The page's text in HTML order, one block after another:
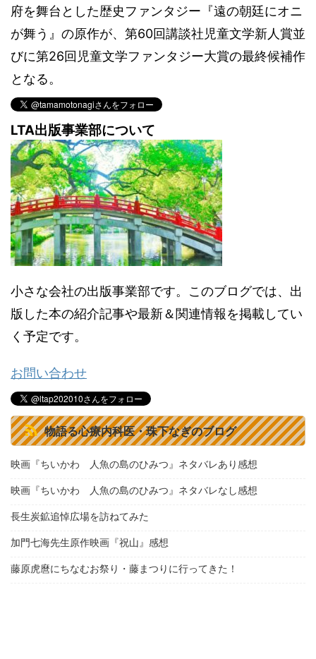
府を舞台とした歴史ファンタジー『遠の朝廷にオニ
が舞う』の原作が、第60回講談社児童文学新人賞並
びに第26回児童文学ファンタジー大賞の最終候補作
となる。
LTA出版事業部について
小さな会社の出版事業部です。このブログでは、出
版した本の紹介記事や最新＆関連情報を掲載してい
く予定です。
お問い合わせ
物語る心療内科医・珠下なぎのブログ
映画『ちいかわ 人魚の島のひみつ』ネタバレあり感想
映画『ちいかわ 人魚の島のひみつ』ネタバレなし感想
長生炭鉱追悼広場を訪ねてみた
加門七海先生原作映画『祝山』感想
藤原虎麿にちなむお祭り・藤まつりに行ってきた！